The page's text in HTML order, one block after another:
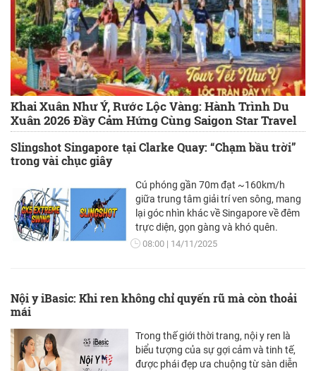
Khai Xuân Như Ý, Rước Lộc Vàng: Hành Trình Du
Xuân 2026 Đầy Cảm Hứng Cùng Saigon Star Travel
Slingshot Singapore tại Clarke Quay: “Chạm bầu trời”
trong vài chục giây
Cú phóng gần 70m đạt ~160km/h
giữa trung tâm giải trí ven sông, mang
lại góc nhìn khác về Singapore về đêm
trực diện, gọn gàng và khó quên.
08:00 14/11/2025
Nội y iBasic: Khi ren không chỉ quyến rũ mà còn thoải
mái
Trong thế giới thời trang, nội y ren là
biểu tượng của sự gợi cảm và tinh tế,
được phái đẹp ưa chuộng từ sàn diễn